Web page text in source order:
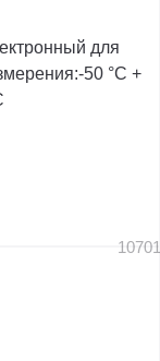
для
50 °C +